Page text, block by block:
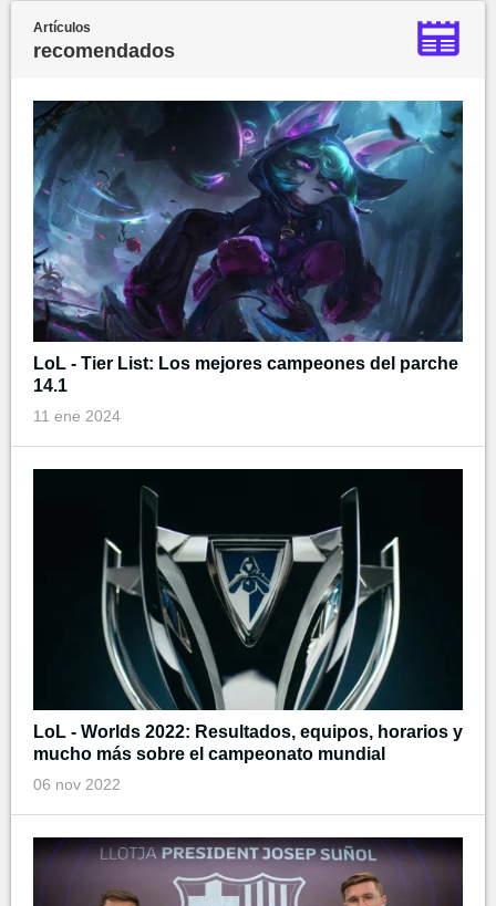
Artículos
recomendados
LoL - Tier List: Los mejores campeones del parche
14.1
11 ene 2024
LoL - Worlds 2022: Resultados, equipos, horarios y
mucho más sobre el campeonato mundial
06 nov 2022